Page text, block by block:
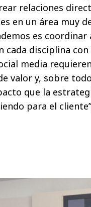
relaciones
en un área muy
es coordinar
cada disciplina
media
valor y, sobre
que la
para el